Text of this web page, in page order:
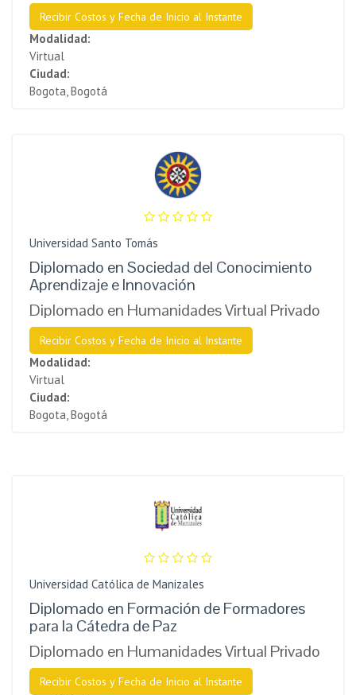
Recibir Costos y Fecha de Inicio al Instante
Modalidad:
Virtual
Ciudad:
Bogota, Bogotá
Universidad Santo Tomás
Diplomado en Sociedad del Conocimiento
Aprendizaje e Innovación
Diplomado en Humanidades Virtual Privado
Recibir Costos y Fecha de Inicio al Instante
Modalidad:
Virtual
Ciudad:
Bogota, Bogotá
Universidad Católica de Manizales
Diplomado en Formación de Formadores
para la Cátedra de Paz
Diplomado en Humanidades Virtual Privado
Recibir Costos y Fecha de Inicio al Instante